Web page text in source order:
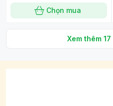
Chọn mua
Xem thêm 17